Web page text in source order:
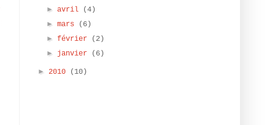
►avril
(4)
►mars
(6)
►février
(2)
► janvier (6)
► 2010 (10)